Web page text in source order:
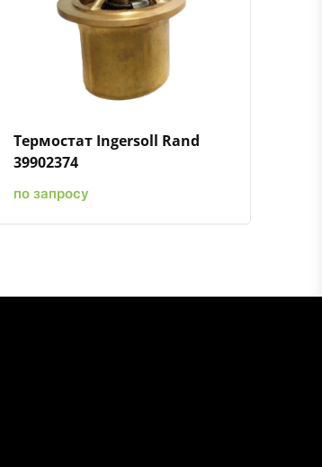
Быстрый просмотр
Термостат Ingersoll Rand
39902374
по запросу